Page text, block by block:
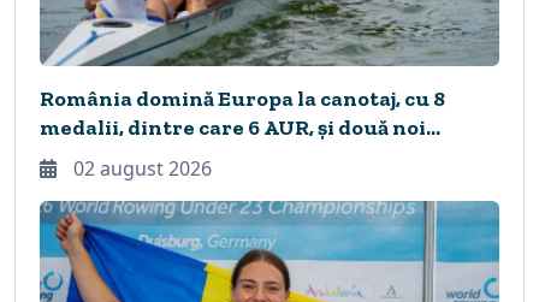
România domină Europa la canotaj, cu 8
medalii, dintre care 6 AUR, și două noi
recorduri continentale
02 august 2026